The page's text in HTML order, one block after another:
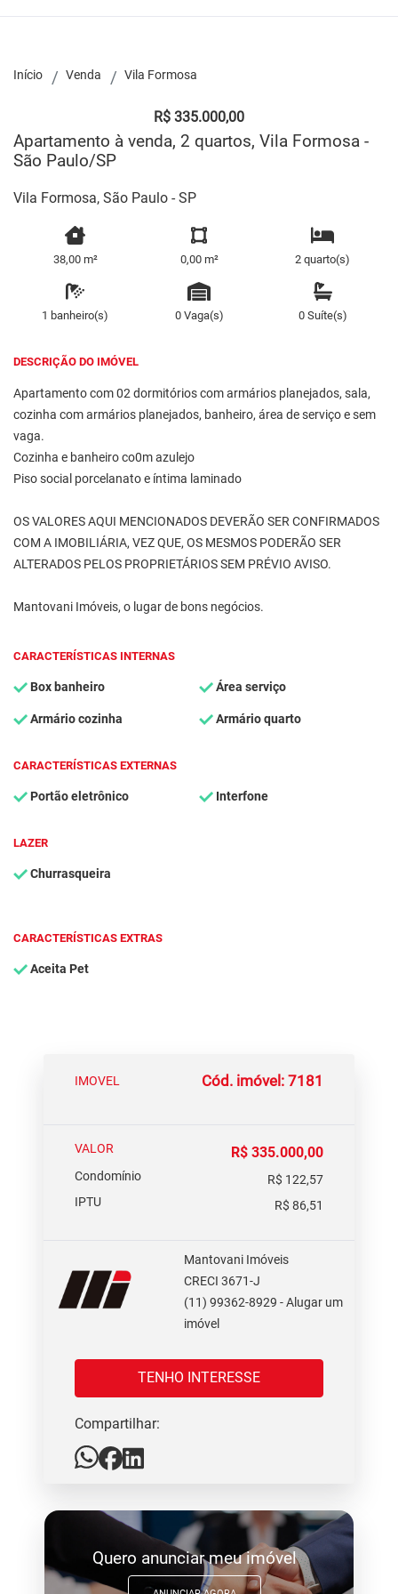
Início Venda Vila Formosa
R$ 335.000,00
Apartamento à venda, 2 quartos, Vila Formosa -
São Paulo/SP
Vila Formosa, São Paulo - SP
38,00 m² 0,00 m² 2 quarto(s)
1 banheiro(s) 0 Vaga(s) 0 Suíte(s)
DESCRIÇÃO DO IMÓVEL
Apartamento com 02 dormitórios com armários planejados, sala,
cozinha com armários planejados, banheiro, área de serviço e sem
vaga.
Cozinha e banheiro co0m azulejo
Piso social porcelanato e íntima laminado
OS VALORES AQUI MENCIONADOS DEVERÃO SER CONFIRMADOS
COM A IMOBILIÁRIA, VEZ QUE, OS MESMOS PODERÃO SER
ALTERADOS PELOS PROPRIETÁRIOS SEM PRÉVIO AVISO.
Mantovani Imóveis, o lugar de bons negócios.
CARACTERÍSTICAS INTERNAS
Box banheiro Área serviço
Armário cozinha Armário quarto
CARACTERÍSTICAS EXTERNAS
Portão eletrônico Interfone
LAZER
Churrasqueira
CARACTERÍSTICAS EXTRAS
Aceita Pet
IMOVEL Cód. imóvel: 7181
VALOR R$ 335.000,00
Condomínio
R$ 122,57
IPTU
R$ 86,51
Mantovani Imóveis
CRECI 3671-J
(11) 99362-8929 - Alugar um
imóvel
TENHO INTERESSE
Compartilhar:
Quero anunciar meu imóvel